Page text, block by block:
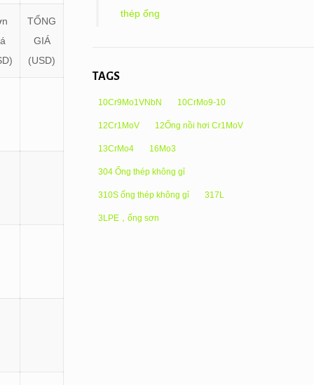
TỔNG
GIÁ
(USD)
thép ống
TAGS
10Cr9Mo1VNbN 10CrMo9-10
12Cr1MoV 12Ống nồi hơi Cr1MoV
13CrMo4 16Mo3
304 Ống thép không gỉ
310S ống thép không gỉ 317L
3LPE，ống sơn